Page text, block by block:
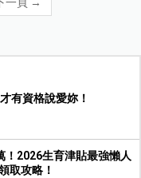
有資格說愛妳！
！2026生育津貼最強懶人
取攻略！